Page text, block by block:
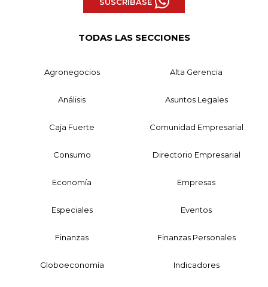
TODAS LAS SECCIONES
Agronegocios Alta Gerencia
Análisis Asuntos Legales
Caja Fuerte Comunidad Empresarial
Consumo Directorio Empresarial
Economía Empresas
Especiales Eventos
Finanzas Finanzas Personales
Globoeconomía Indicadores